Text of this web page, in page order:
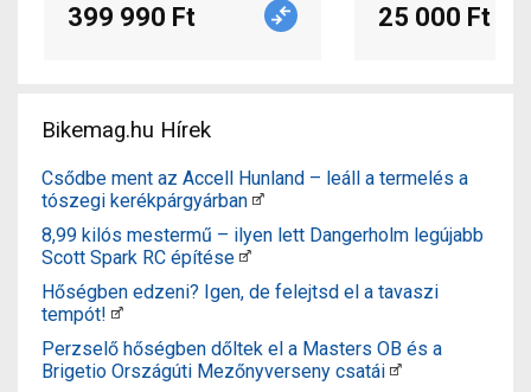
399 990 Ft 25 000 Ft
Bikemag.hu Hírek
Csődbe ment az Accell Hunland – leáll a termelés a
tószegi kerékpárgyárban
8,99 kilós mestermű – ilyen lett Dangerholm legújabb
Scott Spark RC építése
Hőségben edzeni? Igen, de felejtsd el a tavaszi
tempót!
Perzselő hőségben dőltek el a Masters OB és a
Brigetio Országúti Mezőnyverseny csatái